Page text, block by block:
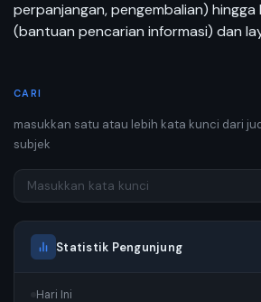
perpanjangan, pengembalian)
(bantuan pencarian informasi) dan
CARI
masukkan satu atau lebih kata kunci dari
subjek
Statistik Pengunjung
Hari Ini